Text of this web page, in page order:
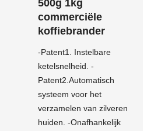
500g 1kg
commerciële
koffiebrander
-Patent1. Instelbare
ketelsnelheid. -
Patent2.Automatisch
systeem voor het
verzamelen van zilveren
huiden. -Onafhankelijk